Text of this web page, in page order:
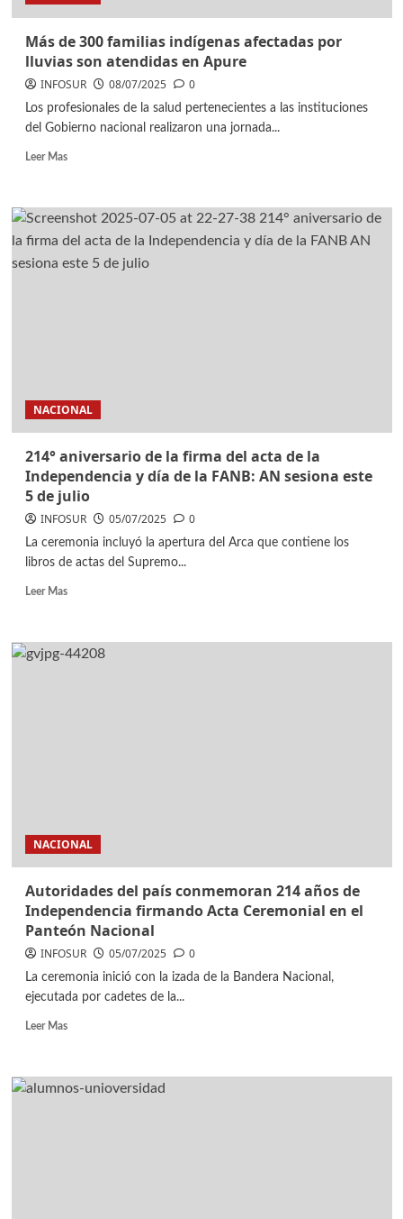
Más de 300 familias indígenas afectadas por
lluvias son atendidas en Apure
INFOSUR 08/07/2025 0
Los profesionales de la salud pertenecientes a las instituciones
del Gobierno nacional realizaron una jornada...
Leer Mas
NACIONAL
214° aniversario de la firma del acta de la
Independencia y día de la FANB: AN sesiona este
5 de julio
INFOSUR 05/07/2025 0
La ceremonia incluyó la apertura del Arca que contiene los
libros de actas del Supremo...
Leer Mas
NACIONAL
Autoridades del país conmemoran 214 años de
Independencia firmando Acta Ceremonial en el
Panteón Nacional
INFOSUR 05/07/2025 0
La ceremonia inició con la izada de la Bandera Nacional,
ejecutada por cadetes de la...
Leer Mas